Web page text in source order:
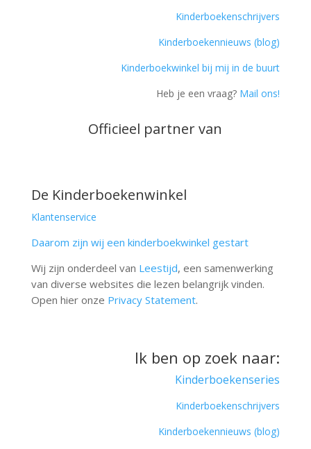
Kinderboekenschrijvers
Kinderboekennieuws (blog)
Kinderboekwinkel bij mij in de buurt
Heb je een vraag? Mail ons!
Officieel partner van
De Kinderboekenwinkel
Klantenservice
Daarom zijn wij een kinderboekwinkel gestart
Wij zijn onderdeel van Leestijd, een samenwerking
van diverse websites die lezen belangrijk vinden.
Open hier onze Privacy Statement.
Ik ben op zoek naar:
Kinderboekenseries
Kinderboekenschrijvers
Kinderboekennieuws (blog)